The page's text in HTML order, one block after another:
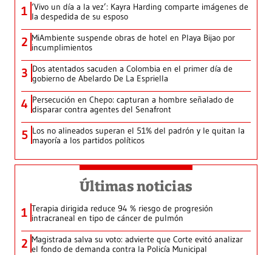
1 ‘Vivo un día a la vez’: Kayra Harding comparte imágenes de
la despedida de su esposo
2 MiAmbiente suspende obras de hotel en Playa Bijao por
incumplimientos
3 Dos atentados sacuden a Colombia en el primer día de
gobierno de Abelardo De La Espriella
4 Persecución en Chepo: capturan a hombre señalado de
disparar contra agentes del Senafront
5 Los no alineados superan el 51% del padrón y le quitan la
mayoría a los partidos políticos
Últimas noticias
1 Terapia dirigida reduce 94 % riesgo de progresión
intracraneal en tipo de cáncer de pulmón
2 Magistrada salva su voto: advierte que Corte evitó analizar
el fondo de demanda contra la Policía Municipal